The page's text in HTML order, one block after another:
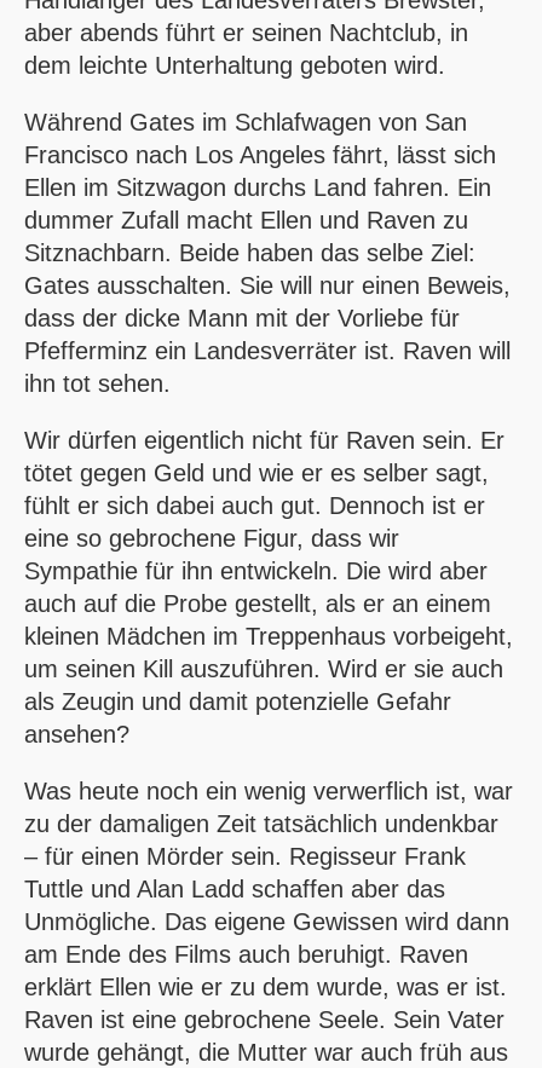
aber abends führt er seinen Nachtclub, in
dem leichte Unterhaltung geboten wird.
Während Gates im Schlafwagen von San
Francisco nach Los Angeles fährt, lässt sich
Ellen im Sitzwagon durchs Land fahren. Ein
dummer Zufall macht Ellen und Raven zu
Sitznachbarn. Beide haben das selbe Ziel:
Gates ausschalten. Sie will nur einen Beweis,
dass der dicke Mann mit der Vorliebe für
Pfefferminz ein Landesverräter ist. Raven will
ihn tot sehen.
Wir dürfen eigentlich nicht für Raven sein. Er
tötet gegen Geld und wie er es selber sagt,
fühlt er sich dabei auch gut. Dennoch ist er
eine so gebrochene Figur, dass wir
Sympathie für ihn entwickeln. Die wird aber
auch auf die Probe gestellt, als er an einem
kleinen Mädchen im Treppenhaus vorbeigeht,
um seinen Kill auszuführen. Wird er sie auch
als Zeugin und damit potenzielle Gefahr
ansehen?
Was heute noch ein wenig verwerflich ist, war
zu der damaligen Zeit tatsächlich undenkbar
– für einen Mörder sein. Regisseur Frank
Tuttle und Alan Ladd schaffen aber das
Unmögliche. Das eigene Gewissen wird dann
am Ende des Films auch beruhigt. Raven
erklärt Ellen wie er zu dem wurde, was er ist.
Raven ist eine gebrochene Seele. Sein Vater
wurde gehängt, die Mutter war auch früh aus